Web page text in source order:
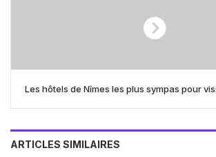
Les hôtels de Nîmes les plus sympas pour
ARTICLES SIMILAIRES